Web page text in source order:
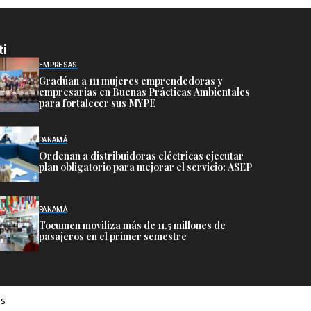
EMPRESAS
Gradúan a 111 mujeres emprendedoras y
empresarias en Buenas Prácticas Ambientales
para fortalecer sus MYPE
PANAMÁ
Ordenan a distribuidoras eléctricas ejecutar
plan obligatorio para mejorar el servicio: ASEP
PANAMÁ
Tocumen moviliza más de 11.5 millones de
pasajeros en el primer semestre